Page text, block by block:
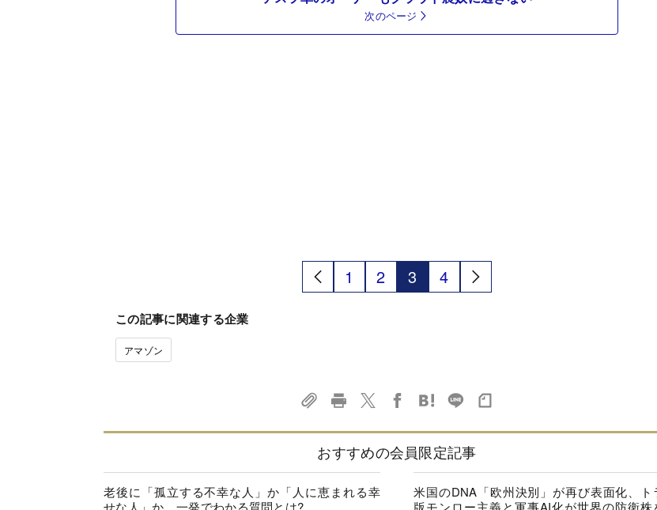
次のページ
1 2 3 4
この記事に関連する企業
アマゾン
おすすめの会員限定記事
老後に「孤立する不幸な人」か「人に恵まれる幸
せな人」か、一発でわかる質問とは?
米国のDNA「欧州決別」が再び表面化、ト
版モンロー主義と軍事AI化が世界の防衛株